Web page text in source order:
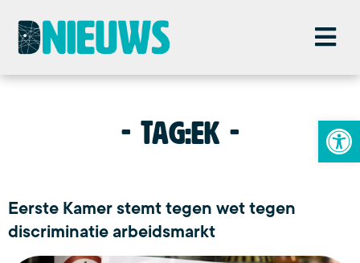
Tag:ek
Eerste Kamer stemt tegen wet tegen
discriminatie arbeidsmarkt